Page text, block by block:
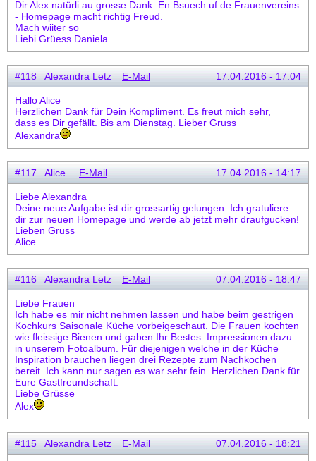
Dir Alex natürli au grosse Dank. En Bsuech uf de Frauenvereins
- Homepage macht richtig Freud.
Mach wiiter so
Liebi Grüess Daniela
#118 Alexandra Letz E-Mail 17.04.2016 - 17:04
Hallo Alice
Herzlichen Dank für Dein Kompliment. Es freut mich sehr,
dass es Dir gefällt. Bis am Dienstag. Lieber Gruss
Alexandra
#117 Alice E-Mail 17.04.2016 - 14:17
Liebe Alexandra
Deine neue Aufgabe ist dir grossartig gelungen. Ich gratuliere
dir zur neuen Homepage und werde ab jetzt mehr draufgucken!
Lieben Gruss
Alice
#116 Alexandra Letz E-Mail 07.04.2016 - 18:47
Liebe Frauen
Ich habe es mir nicht nehmen lassen und habe beim gestrigen
Kochkurs Saisonale Küche vorbeigeschaut. Die Frauen kochten
wie fleissige Bienen und gaben Ihr Bestes. Impressionen dazu
in unserem Fotoalbum. Für diejenigen welche in der Küche
Inspiration brauchen liegen drei Rezepte zum Nachkochen
bereit. Ich kann nur sagen es war sehr fein. Herzlichen Dank für
Eure Gastfreundschaft.
Liebe Grüsse
Alex
#115 Alexandra Letz E-Mail 07.04.2016 - 18:21